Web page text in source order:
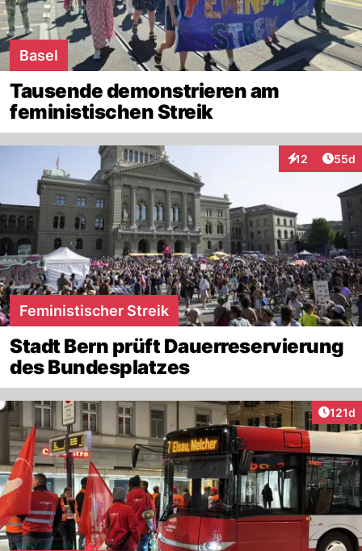
Basel
Tausende demonstrieren am
feministischen Streik
12
Interaktionen
55d
Feministischer Streik
Stadt Bern prüft Dauerreservierung
des Bundesplatzes
121d